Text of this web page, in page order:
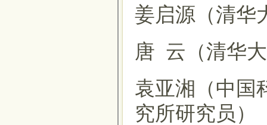
姜启源（清华
唐 云（清华
袁亚湘（中国
究所研究员）